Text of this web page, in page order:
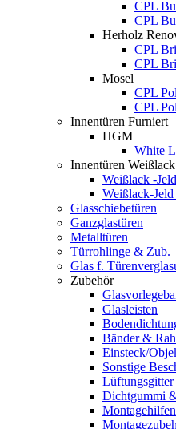
CPL
CPL
Herholz
CPL
CPL
Mosel
CPL
CPL
Innentüren Furniert
HGM
White
Innentüren Weißlack
Weißlack -
Weißlack-
Glasschiebetüren
Ganzglastüren
Metalltüren
Türrohlinge & Zub.
Glas f.
Zubehör
Glasleisten
Bänder &
Einsteck/
Sonstige
Dichtgummi